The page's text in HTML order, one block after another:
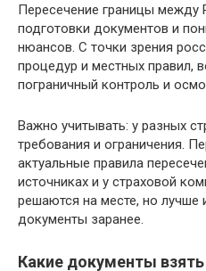
Пересечение границы между
подготовки документов и
нюансов. С точки зрения
процедур и местных правил,
пограничный контроль и
Важно учитывать: у разных
требования и ограничения.
актуальные правила
источниках и у страховой
решаются на месте, но лучше
документы заранее.
Какие документы